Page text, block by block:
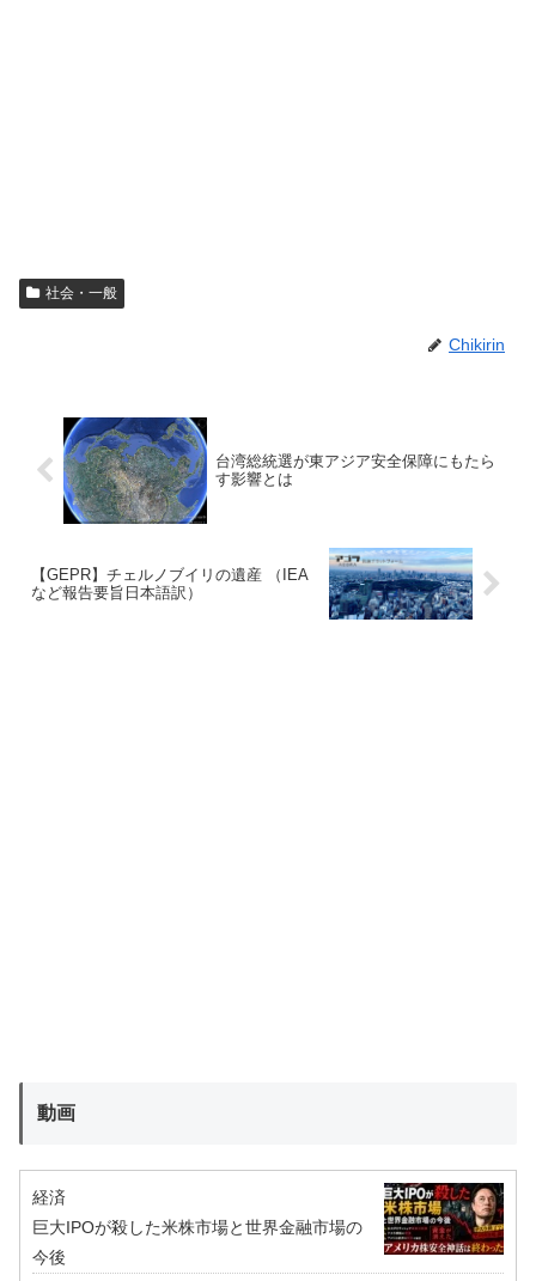
社会・一般
Chikirin
台湾総統選が東アジア安全保障にもたら
す影響とは
【GEPR】チェルノブイリの遺産 （IEA
など報告要旨日本語訳）
動画
経済
巨大IPOが殺した米株市場と世界金融市場の
今後